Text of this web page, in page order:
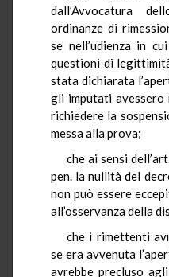
dall’Avvocatura
ordinanze di
se nell’udienza in
questioni di
stata dichiarata
gli imputati
richiedere la
messa alla prova;
che ai sensi
pen. la nullità del
non può essere
all’osservanza della
che i rimettenti
se era avvenuta
avrebbe precluso